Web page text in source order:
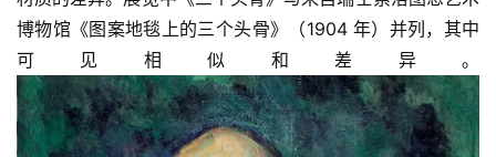
博物馆《图案地毯上的三个头骨》（1904 年）并列，其中
可见相似和差异。